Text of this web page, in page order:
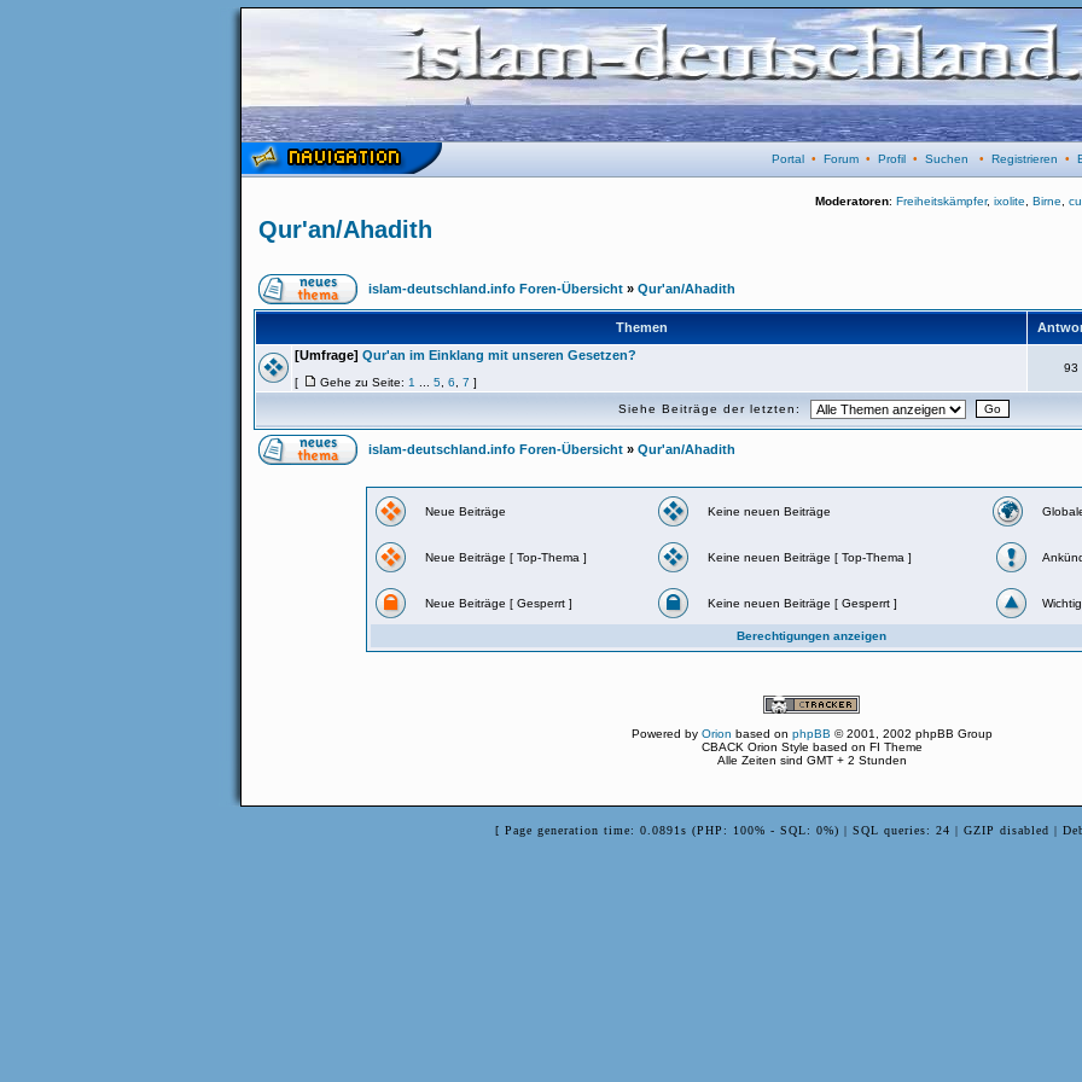
Portal • Forum • Profil • Suchen • Registrieren •
Qur'an/Ahadith
Moderatoren: Freiheitskämpfer, ixolite Birne
islam-deutschland.info Foren-Übersicht » Qur'an/Ahadith
Themen
[Umfrage] Qur'an im Einklang mit unseren Gesetzen?
[ Gehe zu Seite: 1 5 6 7 ]
93
Siehe Beiträge der letzten:
islam-deutschland.info Foren-Übersicht » Qur'an/Ahadith
Neue Beiträge Keine neuen Beiträge
Neue Beiträge [ Top-Thema ] Keine neuen Beiträge [ Top-Thema ]
Neue Beiträge [ Gesperrt ] Keine neuen Beiträge [ Gesperrt ] Wichtig
Berechtigungen anzeigen
Powered by Orion based on phpBB © 2001, 2002 phpBB Group
CBACK Orion Style based on FI Theme
Alle Zeiten sind GMT + 2 Stunden
[ Page generation time: 0.0891s (PHP: 100% - SQL: 0%) | SQL queries: 24 | GZIP disabled |